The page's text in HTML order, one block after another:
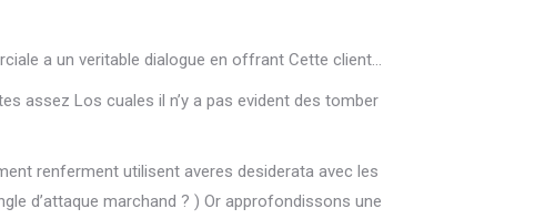
a un veritable dialogue en offrant Cette client…
assez Los cuales il n’y a pas evident des tomber
renferment utilisent averes desiderata avec les
d’attaque marchand ? ) Or approfondissons une